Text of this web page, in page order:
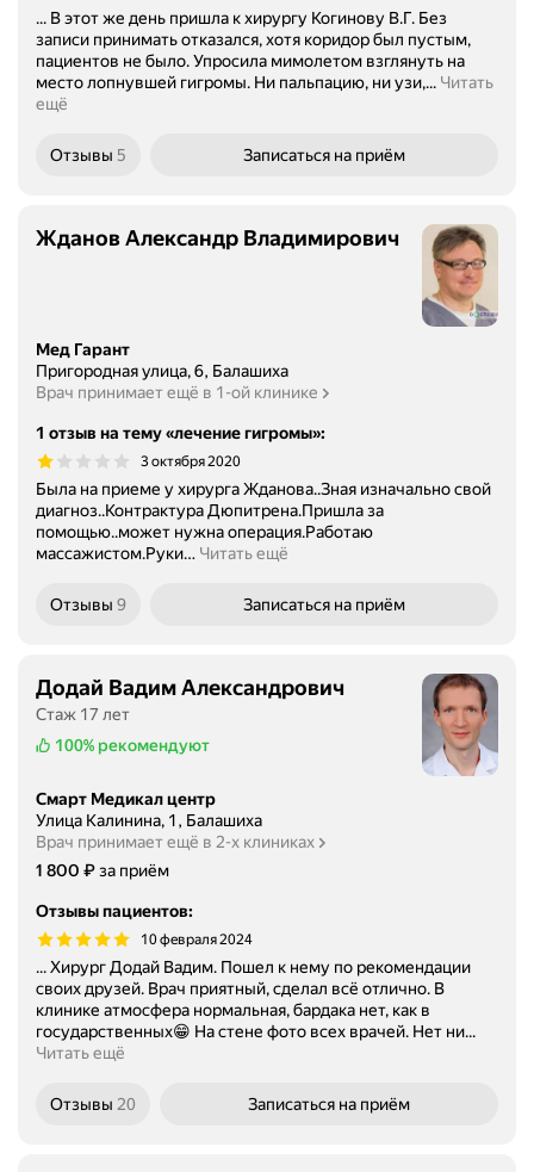
... В этот же день пришла к хирургу Когинову В.Г. Без
записи принимать отказался, хотя коридор был пустым,
пациентов не было. Упросила мимолетом взглянуть на
место лопнувшей гигромы. Ни пальпацию, ни узи,... Читать
ещё
Отзывы 5 Записаться на приём
Жданов Александр Владимирович
Мед Гарант
Пригородная улица, 6, Балашиха
Врач принимает ещё в 1-ой клинике
1 отзыв на тему «лечение гигромы»:
3 октября 2020
Была на приеме у хирурга Жданова..Зная изначально свой
диагноз..Контрактура Дюпитрена.Пришла за
помощью..может нужна операция.Работаю
массажистом.Руки… Читать ещё
Отзывы 9 Записаться на приём
Додай Вадим Александрович
Стаж 17 лет
100% рекомендуют
Смарт Медикал центр
Улица Калинина, 1, Балашиха
Врач принимает ещё в 2-х клиниках
Цена
1800
1 800 ₽за приём
Отзывы пациентов:
10 февраля 2024
... Хирург Додай Вадим. Пошел к нему по рекомендации
своих друзей. Врач приятный, сделал всё отлично. В
клинике атмосфера нормальная, бардака нет, как в
государственных😁 На стене фото всех врачей. Нет ни...
Читать ещё
Отзывы 20 Записаться на приём